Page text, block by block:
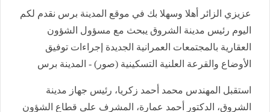
عزيزي الزائر أهلا وسهلا بك في موقع المدينة برس نقدم لكم
اليوم رئيس مدينة الشروق يبحث مع مسؤول الشؤون
العقارية بالمجتمعات العمرانية الجديدة إجراءات توفيق
الأوضاع والقرعة العلنية التسكينية (صور) - المدينة برس
استقبل المهندس محمد أحمد زكريا، رئيس جهاز مدينة
الشروق، الدكتور أحمد عمارة، المشرف على قطاع الشؤون